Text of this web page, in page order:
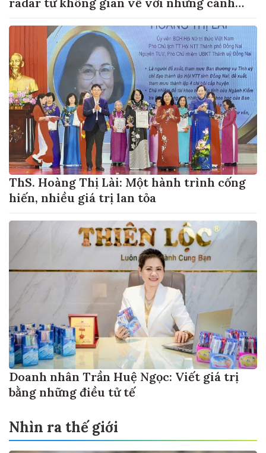
ThS. Hoàng Thị Lài: Một hành trình cống
hiến, nhiều giá trị lan tỏa
Doanh nhân Trần Huệ Ngọc: Viết giá trị
bằng những điều tử tế
Nhìn ra thế giới